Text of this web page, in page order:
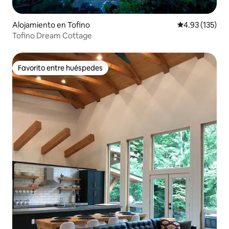
Alojamiento en Tofino Calificación
4.93 (135)
Tofino Dream Cottage
Favorito entre huéspedes
Favorito entre huéspedes